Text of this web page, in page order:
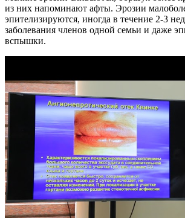
из них напоминают афты. Эрозии
эпителизируются, иногда в течение 2-3
заболевания членов одной семьи и даже
вспышки.